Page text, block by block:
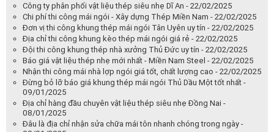
Công ty phân phối vật liệu thép siêu nhẹ Dĩ An - 22/02/2025
Chi phí thi công mái ngói - Xây dựng Thép Miền Nam - 22/02/2025
Đơn vị thi công khung thép mái ngói Tân Uyên uy tín - 22/02/2025
Địa chỉ thi công khung kèo thép mái ngói giá rẻ - 22/02/2025
Đội thi công khung thép nhà xưởng Thủ Đức uy tín - 22/02/2025
Báo giá vật liệu thép nhẹ mới nhất - Miền Nam Steel - 22/02/2025
Nhận thi công mái nhà lợp ngói giá tốt, chất lượng cao - 22/02/2025
Đừng bỏ lỡ báo giá khung thép mái ngói Thủ Dầu Một tốt nhất -
09/01/2025
Địa chỉ hàng đầu chuyên vật liệu thép siêu nhẹ Đồng Nai -
08/01/2025
Đâu là địa chỉ nhận sửa chữa mái tôn nhanh chóng trong ngày -